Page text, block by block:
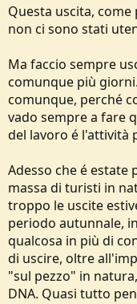
Questa uscita,
non ci sono stati
Ma faccio sempre
comunque più
comunque, perché
vado sempre a fare
del lavoro é l'attività
Adesso che é
massa di turisti in
troppo le uscite
periodo autunnale,
qualcosa in più di
di uscire, oltre
"sul pezzo" in
DNA. Quasi tutto